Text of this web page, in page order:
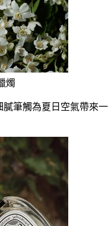
燭
筆觸為夏日空氣帶來